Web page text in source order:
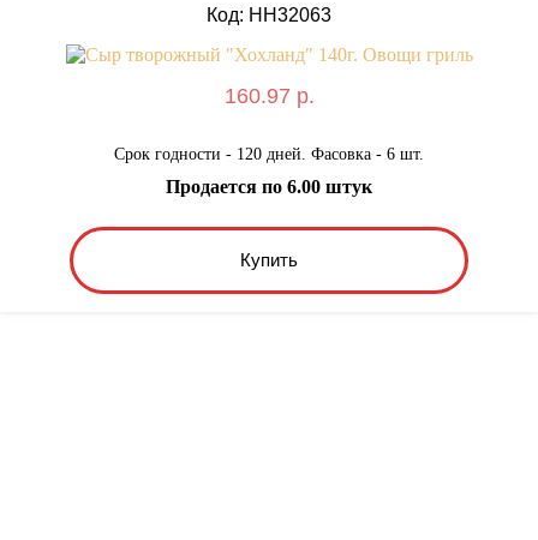
Код: HH32063
160.97 р.
Срок годности - 120 дней. Фасовка - 6 шт.
Купить
Продается по 6.00 штук